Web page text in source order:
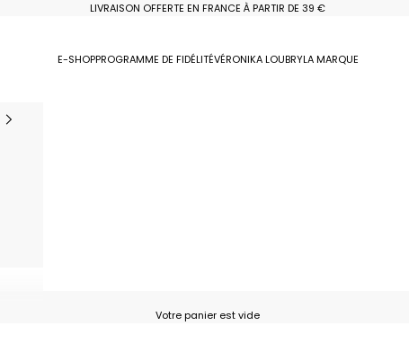
LIVRAISON OFFERTE EN FRANCE À PARTIR DE 39 €
E-SHOPPROGRAMME DE FIDÉLITÉVÉRONIKA LOUBRYLA MARQUE
Votre panier est vide